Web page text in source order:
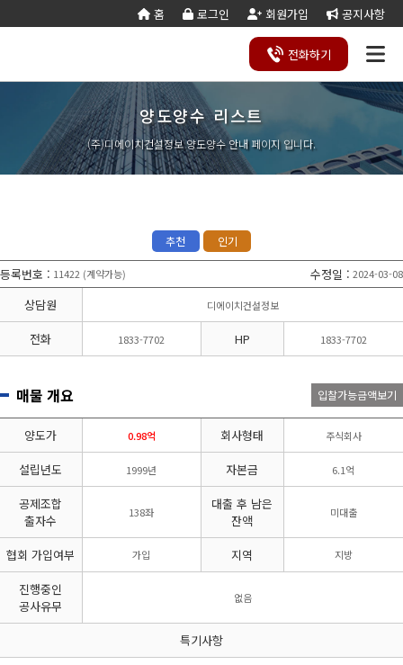
홈 로그인 회원가입 공지사항
전화하기
회사
소개
사업
영역
조직
도 는
길
합
건
설
업
토목건축
공사업
경설비공
조경공사
전문건설업
지반조성·포
장공사업
실내건축공
사업
도장·습식·방 조경식재·시
비계공사업
비공사업
철도·궤도공
사업
철강구조물공
붕
건축물조립공
사업
기타공
사업
전기공사업 정보통신
공사업
업자
나무병원
석면해제
산림사업법
인
에너지절
약전문기
업
엔지니어링
사업자
전문관리
설계시공업
문기관/
안전점검전
문기관
지하수개발
차
담
하
기
양도
양수
리스
트
양도
양수
절차
기업
진단
공
제
조
합
실
태
조
사
기
재
사
항
변
경
공
능
력
가
·
합
잔고
증명
법령
서식
국가
계약
법령
관계
서식
건설
업등
록서
식
법시
행규
칙
서식
실질
자본
금
계산
기
세무
계산
기
양도양수 리스트
(주)디에이치건설정보 양도양수 안내 페이지 입니다.
추천 인기
등록번호 : 11422 (계약가능) 수정일 : 2024-03-08
상담원 디에이치건설정보
전화 1833-7702 HP 1833-7702
매물 개요 입찰가능금액보기
양도가 0.98억 회사형태 주식회사
설립년도 1999년 자본금 6.1억
공제조합
출자수
138좌
대출 후 남은
잔액
미대출
협회 가입여부 가입 지역 지방
진행중인
공사유무
없음
특기사항